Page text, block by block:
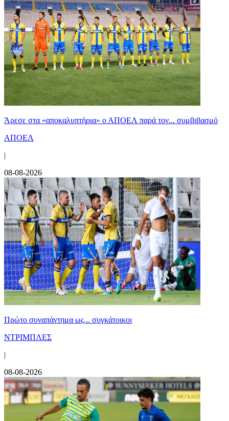
Άρεσε στα «αποκαλυπτήρια» ο ΑΠΟΕΛ παρά τον... συμβιβασμό
ΑΠΟΕΛ
|
08-08-2026
Πρώτο συναπάντημα ως... συγκάτοικοι
ΝΤΡΙΜΠΛΕΣ
|
08-08-2026